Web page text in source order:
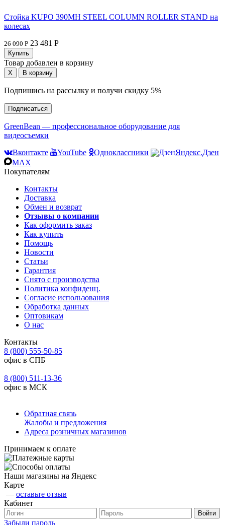
Стойка KUPO 390MH STEEL COLUMN ROLLER STAND на
колесах
26 090 Р 23 481 Р
Товар добавлен в корзину
Подпишись на рассылку и получи скидку 5%
Подписаться
GreenBean — профессиональное оборудование для
видеосъемки
Вконтакте
YouTube Одноклассники
Яндекс.Дзен
MAX
Покупателям
Контакты
Доставка
Обмен и возврат
Отзывы о компании
Как оформить заказ
Как купить
Помощь
Новости
Статьи
Гарантия
Снято с производства
Политика конфиденц.
Согласие использования
Обработка данных
Оптовикам
О нас
Контакты
8 (800) 555-50-85
офис в СПБ
8 (800) 511-13-36
офис в МСК
Обратная связь
Жалобы и предложения
Адреса розничных магазинов
Принимаем к оплате
Наши магазины на Яндекс
Карте
— оставьте отзыв
Кабинет
Забыли пароль